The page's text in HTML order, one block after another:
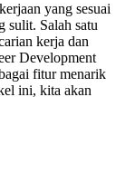
yang sesuai
sulit. Salah satu
kerja dan
Development
fitur menarik
ini, kita akan